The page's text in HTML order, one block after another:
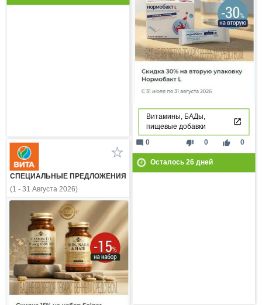
Витамины, БАДы,
пищевые добавки
thumb_down 0 thumb_up 0
mode_comment 0
Осталось 26дней
СПЕЦИАЛЬНЫЕ ПРЕДЛОЖЕНИЯ
(1 - 31 Августа 2026)